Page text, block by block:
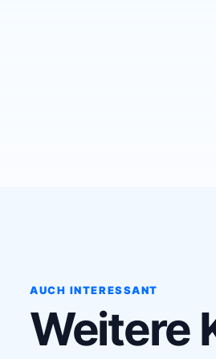
AUCH INTERESSANT
Weitere